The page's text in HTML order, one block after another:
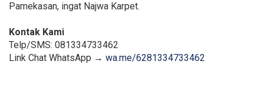
Pamekasan, ingat Najwa Karpet.
Kontak Kami
Telp/SMS: 081334733462
Link Chat WhatsApp → wa.me/6281334733462